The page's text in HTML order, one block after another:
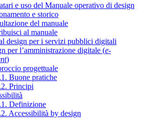
e uso del Manuale operativo di design
e storico
del manuale
al manuale
design per i servizi pubblici digitali
per l’amministrazione digitale (e-
)
progettuale
Buone pratiche
Principi
Definizione
Accessibilità by design